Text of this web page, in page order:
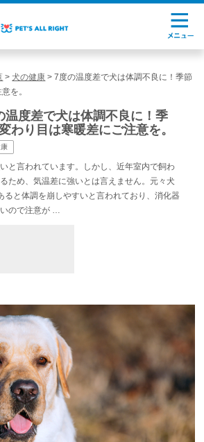
>犬の健康 >7度の温度差で犬は体調不良に！季節
を。
温度差で犬は体調不良に！季
わり目は寒暖差にご注意を。
と言われています。しかし、近年室内で飼わ
ため、気温差に強いとは言えません。元々犬
ると体調を崩しやすいと言われており、消化器
ので注意が …